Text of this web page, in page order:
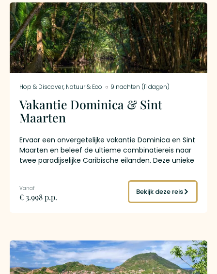
een Frans AOC-keurmerk. Je reist 21 dagen per ferry
van noord naar zuid, slaapt in zes kleinschalige eco-
lodges en bepaalt zelf je tempo. Een rondreis voor
wie meer van de Caribbean wil zien dan alleen het
strand.
Hop & Discover, Natuur & Eco 9 nachten (11 dagen)
Vakantie Dominica & Sint
Maarten
Ervaar een onvergetelijke vakantie Dominica en Sint
Maarten en beleef de ultieme combinatiereis naar
twee paradijselijke Caribische eilanden. Deze unieke
met de levendige cultuur en de prachtige stranden
van Sint Maarten.
€ 3.998 p.p.
Bekijk deze reis